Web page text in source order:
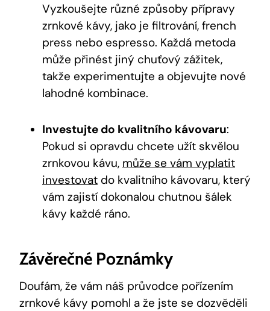
Vyzkoušejte různé způsoby přípravy
zrnkové kávy, jako je filtrování, french
press nebo espresso. Každá metoda
může přinést jiný chuťový zážitek,
takže experimentujte a objevujte nové
lahodné kombinace.
Investujte do kvalitního kávovaru:
Pokud si opravdu chcete užít skvělou
zrnkovou kávu, může se vám vyplatit
investovat do kvalitního kávovaru, který
vám zajistí dokonalou chutnou šálek
kávy každé ráno.
Závěrečné Poznámky
Doufám, že vám náš průvodce pořízením
zrnkové kávy pomohl a že jste se dozvěděli